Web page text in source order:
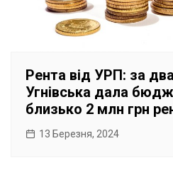
Рента від УРП: за
Угнівська дала
близько 2 млн грн
13 Березня, 2024